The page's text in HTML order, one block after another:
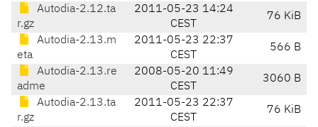
Autodia-2.12.ta
r.gz
2011-05-23 14:24
CEST
76 KiB
Autodia-2.13.m
eta
2011-05-23 22:37
CEST
566 B
Autodia-2.13.re
adme
2008-05-20 11:49
CEST
3060 B
Autodia-2.13.ta
r.gz
2011-05-23 22:37
CEST
76 KiB